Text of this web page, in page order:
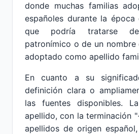
donde muchas familias
españoles durante la época
que podría tratarse
patronímico o de un
adoptado como apellido
En cuanto a su
definición clara o
las fuentes disponibles.
apellido, con la terminación
apellidos de origen